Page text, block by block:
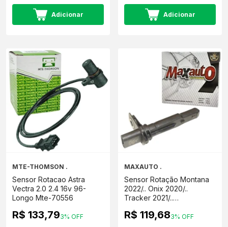
Adicionar Adicionar
MTE-THOMSON .
Sensor Rotacao Astra
Vectra 2.0 2.4 16v 96-
Longo Mte-70556
R$ 133,793% OFF
MAXAUTO .
Sensor Rotação Montana
2022/.. Onix 2020/..
Tracker 2021/..
R$ 119,683% OFF